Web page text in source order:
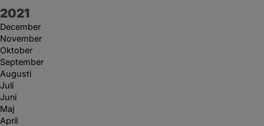
År:
2021
December
November
Oktober
September
Augusti
Juli
Juni
Maj
April